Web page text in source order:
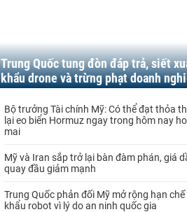
Trung Quốc tung đòn đáp trả, siết
khẩu drone và trừng phạt doanh
Bộ trưởng Tài chính Mỹ: Có thể đạt thỏa
lại eo biển Hormuz ngay trong hôm nay
mai
Mỹ và Iran sắp trở lại bàn đàm phán, giá
quay đầu giảm mạnh
Trung Quốc phản đối Mỹ mở rộng hạn
khẩu robot vì lý do an ninh quốc gia